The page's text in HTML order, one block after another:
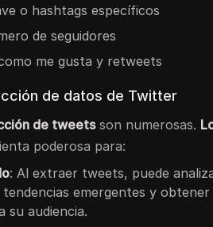
o hashtags específicos
de seguidores
me gusta y retweets
de datos de Twitter
de tweetsson numerosas.
poderosa para:
: Al extraer tweets, puede
emergentes y
su audiencia.